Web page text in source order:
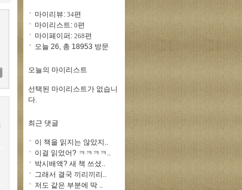
마이리뷰: 34편
마이리스트: 0편
마이페이퍼: 268편
오늘 26, 총 18953 방문
오늘의 마이리스트
선택된 마이리스트가 없습니
다.
최근 댓글
이 책을 읽지는 않았지..
이걸 읽었어? ㅋㅋㅋㅋ..
박시배액? 새 책 쓰셨..
그래서 결국 끼리끼리..
저도 같은 부분에 딱 ..